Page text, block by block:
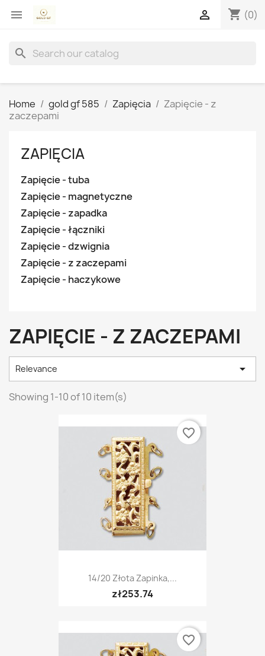
 shopping_cart (0)

search
Home gold gf 585 Zapięcia
Zapięcie - z
zaczepami
ZAPIĘCIA
Zapięcie - tuba
Zapięcie - magnetyczne
Zapięcie - zapadka
Zapięcie - łączniki
Zapięcie - dzwignia
Zapięcie - z zaczepami
Zapięcie - haczykowe
ZAPIĘCIE - Z ZACZEPAMI
Relevance 
Showing 1-10 of 10 item(s)
14/20 Złota Zapinka,...
zł253.74
favorite_border
favorite_border